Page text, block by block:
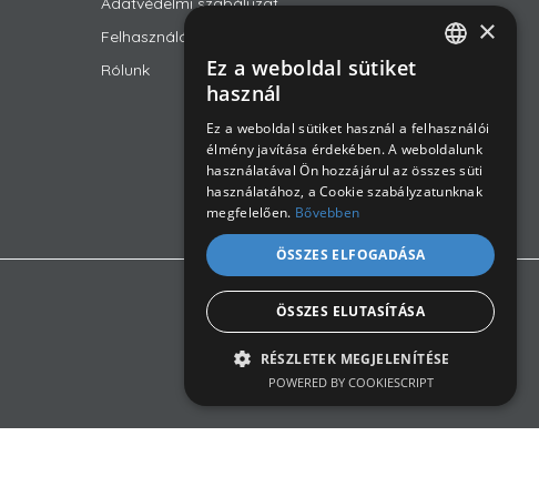
Felhasználási feltételek
Rólunk
HUNGARIAN
×
Ez a weboldal sütiket
használ
Ez a weboldal sütiket használ a felhasználói
élmény javítása érdekében. A weboldalunk
használatával Ön hozzájárul az összes süti
használatához, a Cookie szabályzatunknak
megfelelően. Bővebben
ÖSSZES ELFOGADÁSA
ÖSSZES ELUTASÍTÁSA
RÉSZLETEK MEGJELENÍTÉSE
POWERED BY COOKIESCRIPT